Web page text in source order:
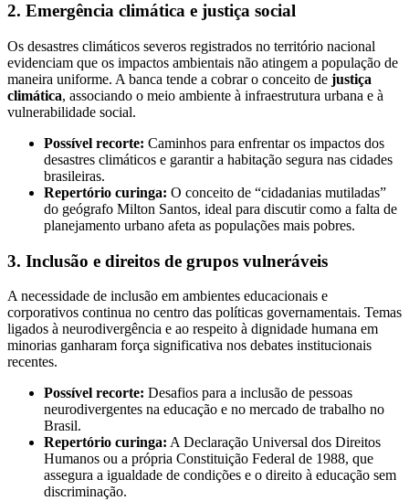
2. Emergência climática e justiça social
Os desastres climáticos severos registrados no território nacional
evidenciam que os impactos ambientais não atingem a população de
maneira uniforme. A banca tende a cobrar o conceito de justiça
climática, associando o meio ambiente à infraestrutura urbana e à
vulnerabilidade social.
Possível recorte: Caminhos para enfrentar os impactos dos
desastres climáticos e garantir a habitação segura nas cidades
brasileiras.
Repertório curinga: O conceito de “cidadanias mutiladas”
do geógrafo Milton Santos, ideal para discutir como a falta de
planejamento urbano afeta as populações mais pobres.
3. Inclusão e direitos de grupos vulneráveis
A necessidade de inclusão em ambientes educacionais e
corporativos continua no centro das políticas governamentais. Temas
ligados à neurodivergência e ao respeito à dignidade humana em
minorias ganharam força significativa nos debates institucionais
recentes.
Possível recorte: Desafios para a inclusão de pessoas
neurodivergentes na educação e no mercado de trabalho no
Brasil.
Repertório curinga: A Declaração Universal dos Direitos
Humanos ou a própria Constituição Federal de 1988, que
assegura a igualdade de condições e o direito à educação sem
discriminação.